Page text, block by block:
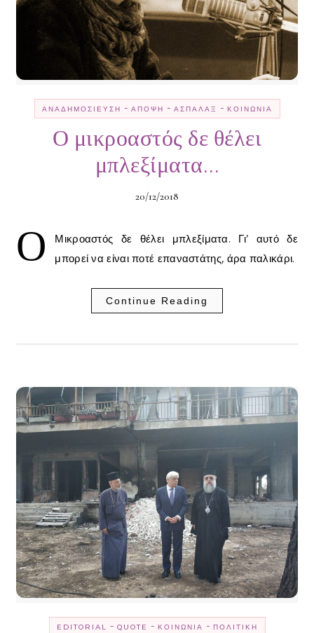
ΑΝΑΔΗΜΟΣΊΕΥΣΗ - ΆΠΟΨΗ - ΑΣΠΆΛΑΞ - ΚΟΙΝΩΝΊΑ
Ο μικροαστός δε θέλει
μπλεξίματα…
20/12/2018
Ο
Μικροαστός δε θέλει μπλεξίματα. Γι’ αυτό δε
μπορεί να είναι ποτέ επαναστάτης, άρα παλικάρι.
Continue Reading
EDITORIAL - QUOTE - ΚΟΙΝΩΝΊΑ - ΠΟΛΙΤΙΚΉ